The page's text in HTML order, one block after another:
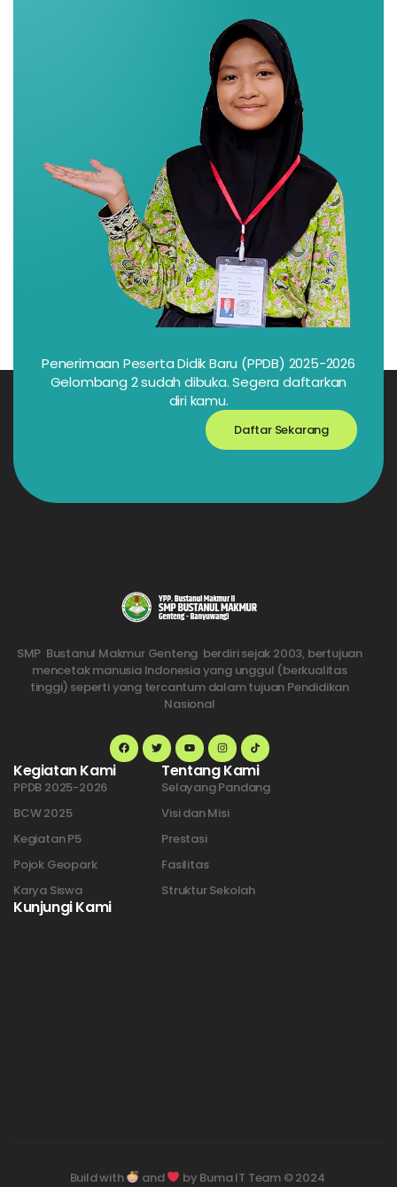
Penerimaan Peserta Didik Baru (PPDB) 2025-2026
Gelombang 2 sudah dibuka. Segera daftarkan
diri kamu.
Daftar Sekarang
SMP Bustanul Makmur Genteng berdiri sejak 2003, bertujuan
mencetak manusia Indonesia yang unggul (berkualitas
tinggi) seperti yang tercantum dalam tujuan Pendidikan
Nasional
Kegiatan Kami
PPDB 2025-2026
BCW 2025
Kegiatan P5
Pojok Geopark
Karya Siswa
Tentang Kami
Selayang Pandang
Visi dan Misi
Prestasi
Fasilitas
Struktur Sekolah
Kunjungi Kami
Build with and
by Buma IT Team © 2024